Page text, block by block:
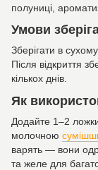
полуниці,
Умови
Зберігати в
Після відкриття
кількох днів.
Як
Додайте 1–2
молочною
варять — вони
та желе для